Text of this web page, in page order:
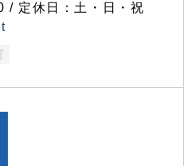
/ 定休日：土・日・祝